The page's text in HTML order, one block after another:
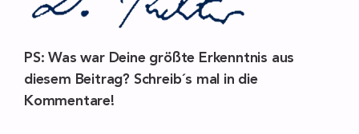
PS: Was war Deine größte Erkenntnis aus
diesem Beitrag? Schreib´s mal in die
Kommentare!